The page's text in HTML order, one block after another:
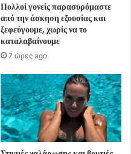
Πολλοί γονείς παρασυρόμαστε
από την άσκηση εξουσίας και
ξεφεύγουμε, χωρίς να το
καταλαβαίνουμε
7 ώρες ago